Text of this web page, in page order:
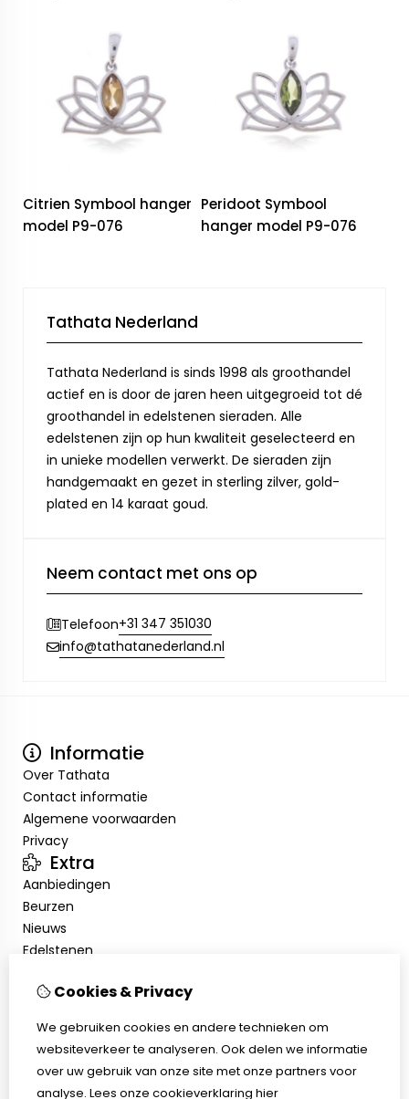
Citrien Symbool hanger
model P9-076
Peridoot Symbool
hanger model P9-076
Tathata Nederland
Tathata Nederland is sinds 1998 als groothandel
actief en is door de jaren heen uitgegroeid tot dé
groothandel in edelstenen sieraden. Alle
edelstenen zijn op hun kwaliteit geselecteerd en
in unieke modellen verwerkt. De sieraden zijn
handgemaakt en gezet in sterling zilver, gold-
plated en 14 karaat goud.
Neem contact met ons op
Telefoon+31 347 351030
info@tathatanederland.nl
Informatie
Over Tathata
Contact informatie
Algemene voorwaarden
Privacy
Extra
Aanbiedingen
Beurzen
Nieuws
Edelstenen
Mijn account
Bestelhistorie
Klantenservice
Cookies & Privacy
We gebruiken cookies en andere technieken om
websiteverkeer te analyseren. Ook delen we informatie
over uw gebruik van onze site met onze partners voor
analyse. Lees onze cookieverklaring hier